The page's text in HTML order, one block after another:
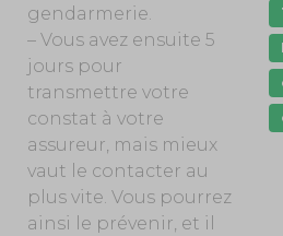
gendarmerie.
– Vous avez ensuite 5
jours pour
transmettre votre
constat à votre
assureur, mais mieux
vaut le contacter au
plus vite. Vous pourrez
ainsi le prévenir, et il